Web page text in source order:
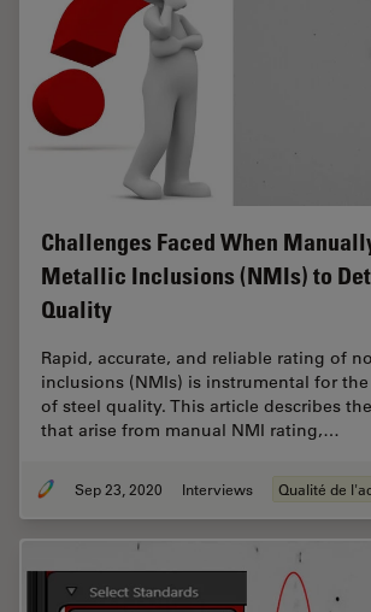
Challenges Faced When
Metallic Inclusions (NMIs) to
Quality
Rapid, accurate, and reliable rating of
inclusions (NMIs) is instrumental for
of steel quality. This article describes
that arise from manual NMI rating,…
Sep 23, 2020 Interviews Qualité de